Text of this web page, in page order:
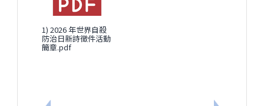
1) 2026 年世界自殺
防治日新詩徵件活動
簡章.pdf